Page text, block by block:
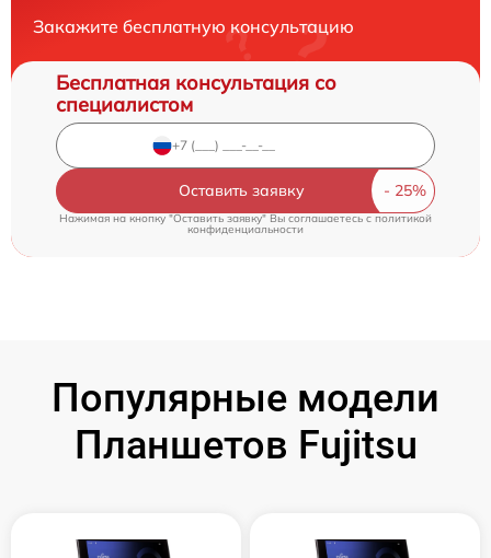
Закажите бесплатную консультацию
Бесплатная консультация со
специалистом
Оставить заявку
Нажимая на кнопку "Оставить заявку" Вы соглашаетесь cполитикой
конфиденциальности
Популярные модели
Планшетов Fujitsu